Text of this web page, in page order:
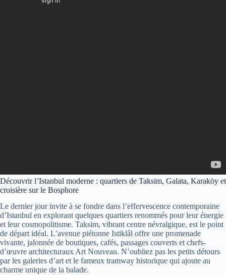
Découvrir l’Istanbul moderne : quartiers de Taksim, Galata, Karaköy et
croisière sur le Bosphore
Le dernier jour invite à se fondre dans l’effervescence contemporaine
d’Istanbul en explorant quelques quartiers renommés pour leur énergie
et leur cosmopolitisme. Taksim, vibrant centre névralgique, est le point
de départ idéal. L’avenue piétonne Istiklâl offre une promenade
vivante, jalonnée de boutiques, cafés, passages couverts et chefs-
d’œuvre architecturaux Art Nouveau. N’oubliez pas les petits détours
par les galeries d’art et le fameux tramway historique qui ajoute au
charme unique de la balade.